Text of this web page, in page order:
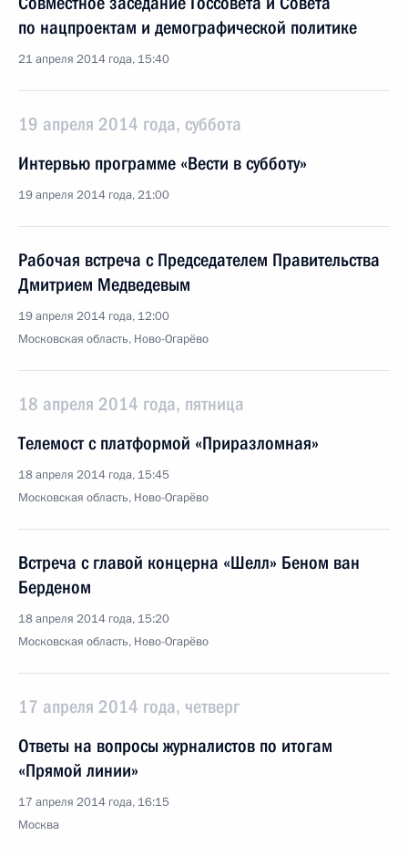
по нацпроектам и демографической политике
21 апреля 2014 года, 15:40
19 апреля 2014 года, суббота
Интервью программе «Вести в субботу»
19 апреля 2014 года, 21:00
Рабочая встреча с Председателем Правительства
Дмитрием Медведевым
19 апреля 2014 года, 12:00
Московская область, Ново-Огарёво
18 апреля 2014 года, пятница
Телемост с платформой «Приразломная»
18 апреля 2014 года, 15:45
Московская область, Ново-Огарёво
Встреча с главой концерна «Шелл» Беном ван
Берденом
18 апреля 2014 года, 15:20
Московская область, Ново-Огарёво
17 апреля 2014 года, четверг
Ответы на вопросы журналистов по итогам
«Прямой линии»
17 апреля 2014 года, 16:15
Москва